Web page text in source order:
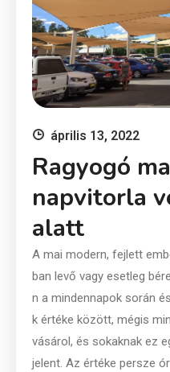
április 13, 2022
Ragyogó
napvitorla
alatt
A mai modern, fejlett
ban levő vagy esetleg
n a mindennapok során
k értéke között, mégis
vásárol, és sokaknak ez
jelent. Az értéke persze